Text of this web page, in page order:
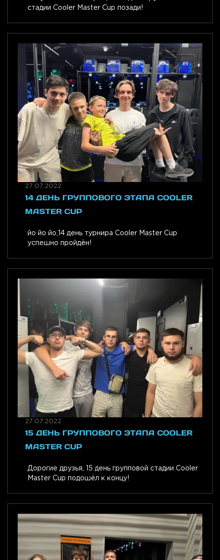
стадии Cooler Master Cup позади!
27.07.2022
14 ДЕНЬ ГРУППОВОГО ЭТАПА COOLER
MASTER CUP
йо йо йо,14 день турнира Cooler Master Cup
успешно пройдён!
27.07.2022
15 ДЕНЬ ГРУППОВОГО ЭТАПА COOLER
MASTER CUP
Дорогие друзья, 15 день групповой стадии Cooler
Master Cup подошёл к концу!